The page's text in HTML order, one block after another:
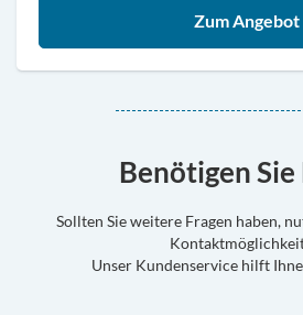
Zum Angebot
Benötigen
Sollten Sie weitere Fragen haben,
Unser Kundenservice hilft